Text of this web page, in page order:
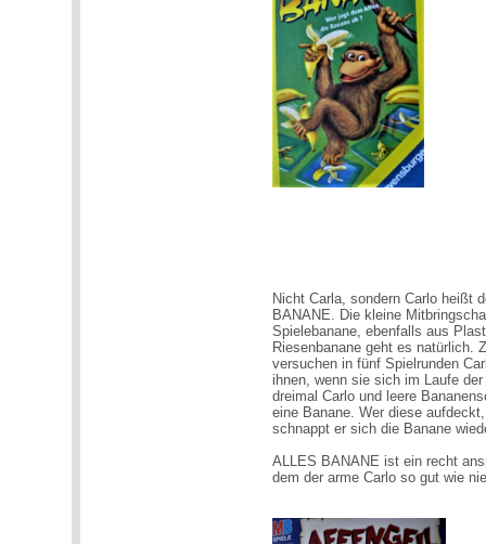
Nicht Carla, sondern Carlo heißt
BANANE. Die kleine
Spielebanane, ebenfalls aus
Riesenbanane geht es natürlich.
versuchen in fünf Spielrunden
ihnen, wenn sie sich im Laufe
dreimal Carlo und leere
eine Banane. Wer diese
schnappt er sich die Banane
ALLES BANANE ist ein recht
dem der arme Carlo so gut wie